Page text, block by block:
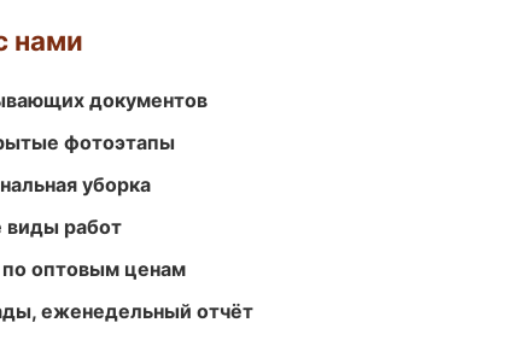
нами
документов
фотоэтапы
уборка
виды работ
по оптовым ценам
еженедельный отчёт